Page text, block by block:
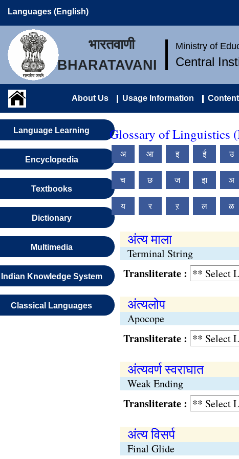
Languages (English)
भारतवाणी
BHARATAVANI
Ministry of
Central
About Us Usage Information
Language Learning
Encyclopedia
Textbooks
Dictionary
Multimedia
Indian Knowledge System
Classical Languages
Glossary of Linguistics
अ आ इ ई उ
च छ ज झ ञ
य र ऱ ल ळ
अंत्य माला
Terminal String
Transliterate :
अंत्यलोप
Apocope
Transliterate :
अंत्यवर्ण स्वराघात
Weak Ending
Transliterate :
अंत्य विसर्प
Final Glide